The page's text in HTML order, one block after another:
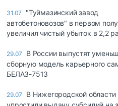
31.07
"Туймазинский завод
автобетоновозов" в первом
увеличил чистый убыток в 2,2
29.07
В России выпустят
сборную модель карьерного
БЕЛАЗ-7513
29.07
В Нижегородской области